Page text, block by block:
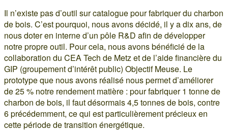
Il n’existe pas d’outil sur catalogue pour fabriquer du charbon
de bois. C’est pourquoi, nous avons décidé, il y a dix ans, de
nous doter en interne d’un pôle R&D afin de développer
notre propre outil. Pour cela, nous avons bénéficié de la
collaboration du CEA Tech de Metz et de l’aide financière du
GIP (groupement d’intérêt public) Objectif Meuse. Le
prototype que nous avons réalisé nous permet d’améliorer
de 25 % notre rendement matière : pour fabriquer 1 tonne de
charbon de bois, il faut désormais 4,5 tonnes de bois, contre
6 précédemment, ce qui est particulièrement précieux en
cette période de transition énergétique.